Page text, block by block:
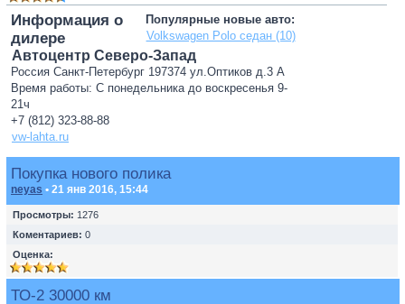
Популярные новые авто:
Volkswagen Polo седан (10)
Информация о
дилере
Автоцентр Северо-Запад
Россия Санкт-Петербург 197374 ул.Оптиков д.3 А
Время работы: С понедельника до воскресенья 9-
21ч
+7 (812) 323-88-88
vw-lahta.ru
Покупка нового полика
neyas • 21 янв 2016, 15:44
Просмотры: 1276
Коментариев: 0
Оценка:
ТО-2 30000 км